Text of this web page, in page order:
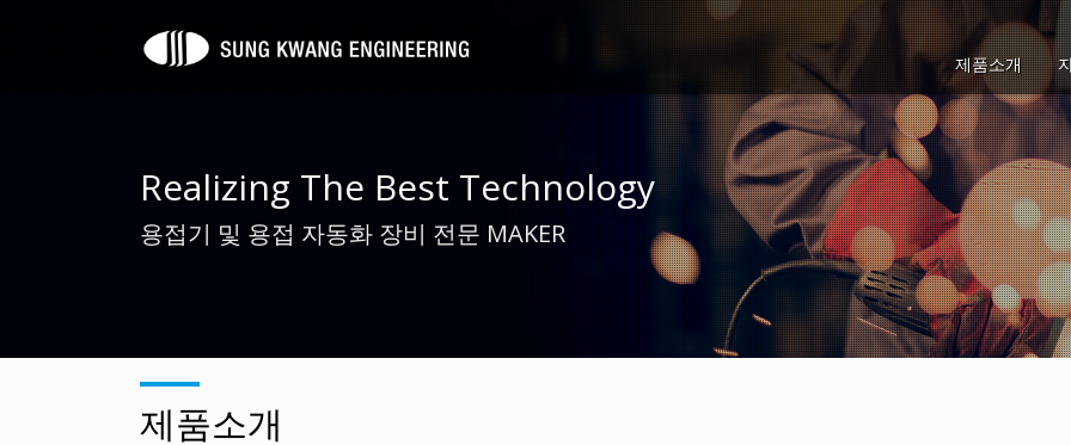
제품소개
Realizing The Best Technology
용접기 및 용접 자동화 장비 전문 MAKER
제품소개